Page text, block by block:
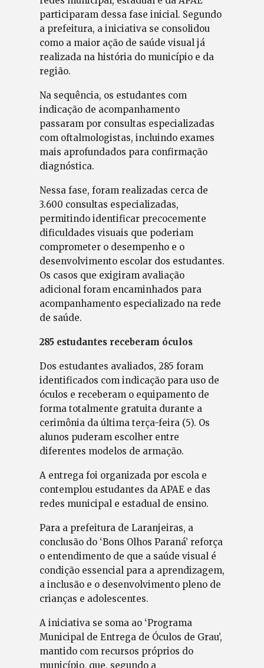
participaram dessa fase inicial. Segundo
a prefeitura, a iniciativa se consolidou
como a maior ação de saúde visual já
realizada na história do município e da
região.
Na sequência, os estudantes com
indicação de acompanhamento
passaram por consultas especializadas
com oftalmologistas, incluindo exames
mais aprofundados para confirmação
diagnóstica.
Nessa fase, foram realizadas cerca de
3.600 consultas especializadas,
permitindo identificar precocemente
dificuldades visuais que poderiam
comprometer o desempenho e o
desenvolvimento escolar dos estudantes.
Os casos que exigiram avaliação
adicional foram encaminhados para
acompanhamento especializado na rede
de saúde.
285 estudantes receberam óculos
Dos estudantes avaliados, 285 foram
identificados com indicação para uso de
óculos e receberam o equipamento de
forma totalmente gratuita durante a
cerimônia da última terça-feira (5). Os
alunos puderam escolher entre
diferentes modelos de armação.
A entrega foi organizada por escola e
contemplou estudantes da APAE e das
redes municipal e estadual de ensino.
Para a prefeitura de Laranjeiras, a
conclusão do ‘Bons Olhos Paraná’ reforça
o entendimento de que a saúde visual é
condição essencial para a aprendizagem,
a inclusão e o desenvolvimento pleno de
crianças e adolescentes.
A iniciativa se soma ao ‘Programa
Municipal de Entrega de Óculos de Grau’,
mantido com recursos próprios do
município, que, segundo a